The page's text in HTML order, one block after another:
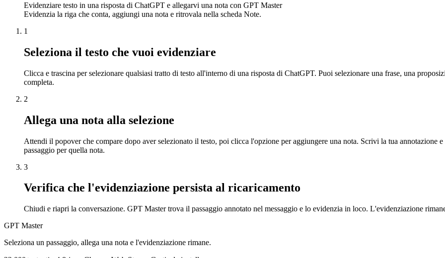
Evidenziare testo in una risposta di ChatGPT e allegarvi una nota con GPT Master
Evidenzia la riga che conta, aggiungi una nota e ritrovala nella scheda Note.
1
Seleziona il testo che vuoi evidenziare
Clicca e trascina per selezionare qualsiasi tratto di testo all'interno di una risposta di ChatGPT. Puoi selezionare una frase, una
completa.
2
Allega una nota alla selezione
Attendi il popover che compare dopo aver selezionato il testo, poi clicca l'opzione per aggiungere una nota. Scrivi la tua annotazione
passaggio per quella nota.
3
Verifica che l'evidenziazione persista al ricaricamento
Chiudi e riapri la conversazione. GPT Master trova il passaggio annotato nel messaggio e lo evidenzia in loco. L'evidenziazione
GPT Master
Seleziona un passaggio, allega una nota e l'evidenziazione rimane.